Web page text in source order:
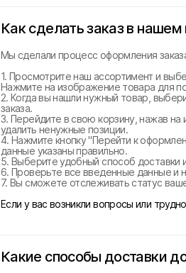
Как сделать заказ в нашем
Мы сделали процесс оформления
1. Просмотрите наш ассортимент и
Нажмите на изображение товара для
2. Когда вы нашли нужный товар,
заказа.
3. Перейдите в свою корзину, нажав
удалить ненужные позиции.
4. Нажмите кнопку "Перейти к
данные указаны правильно.
5. Выберите удобный способ доставки
6. Проверьте все введенные данные и
7. Вы сможете отслеживать статус
Если у вас возникли вопросы или
Какие способы доставки